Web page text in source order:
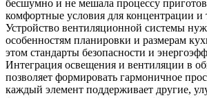
бесшумно и не мешала процессу
комфортные условия для концентрации и
Устройство вентиляционной системы
особенностям планировки и размерам
этом стандарты безопасности и
Интеграция освещения и вентиляции в
позволяет формировать гармоничное
каждый элемент поддерживает другие,